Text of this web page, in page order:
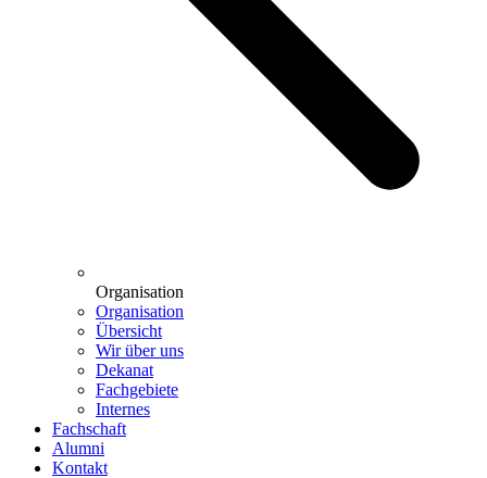
Organisation
Organisation
Übersicht
Wir über uns
Dekanat
Fachgebiete
Internes
Fachschaft
Alumni
Kontakt